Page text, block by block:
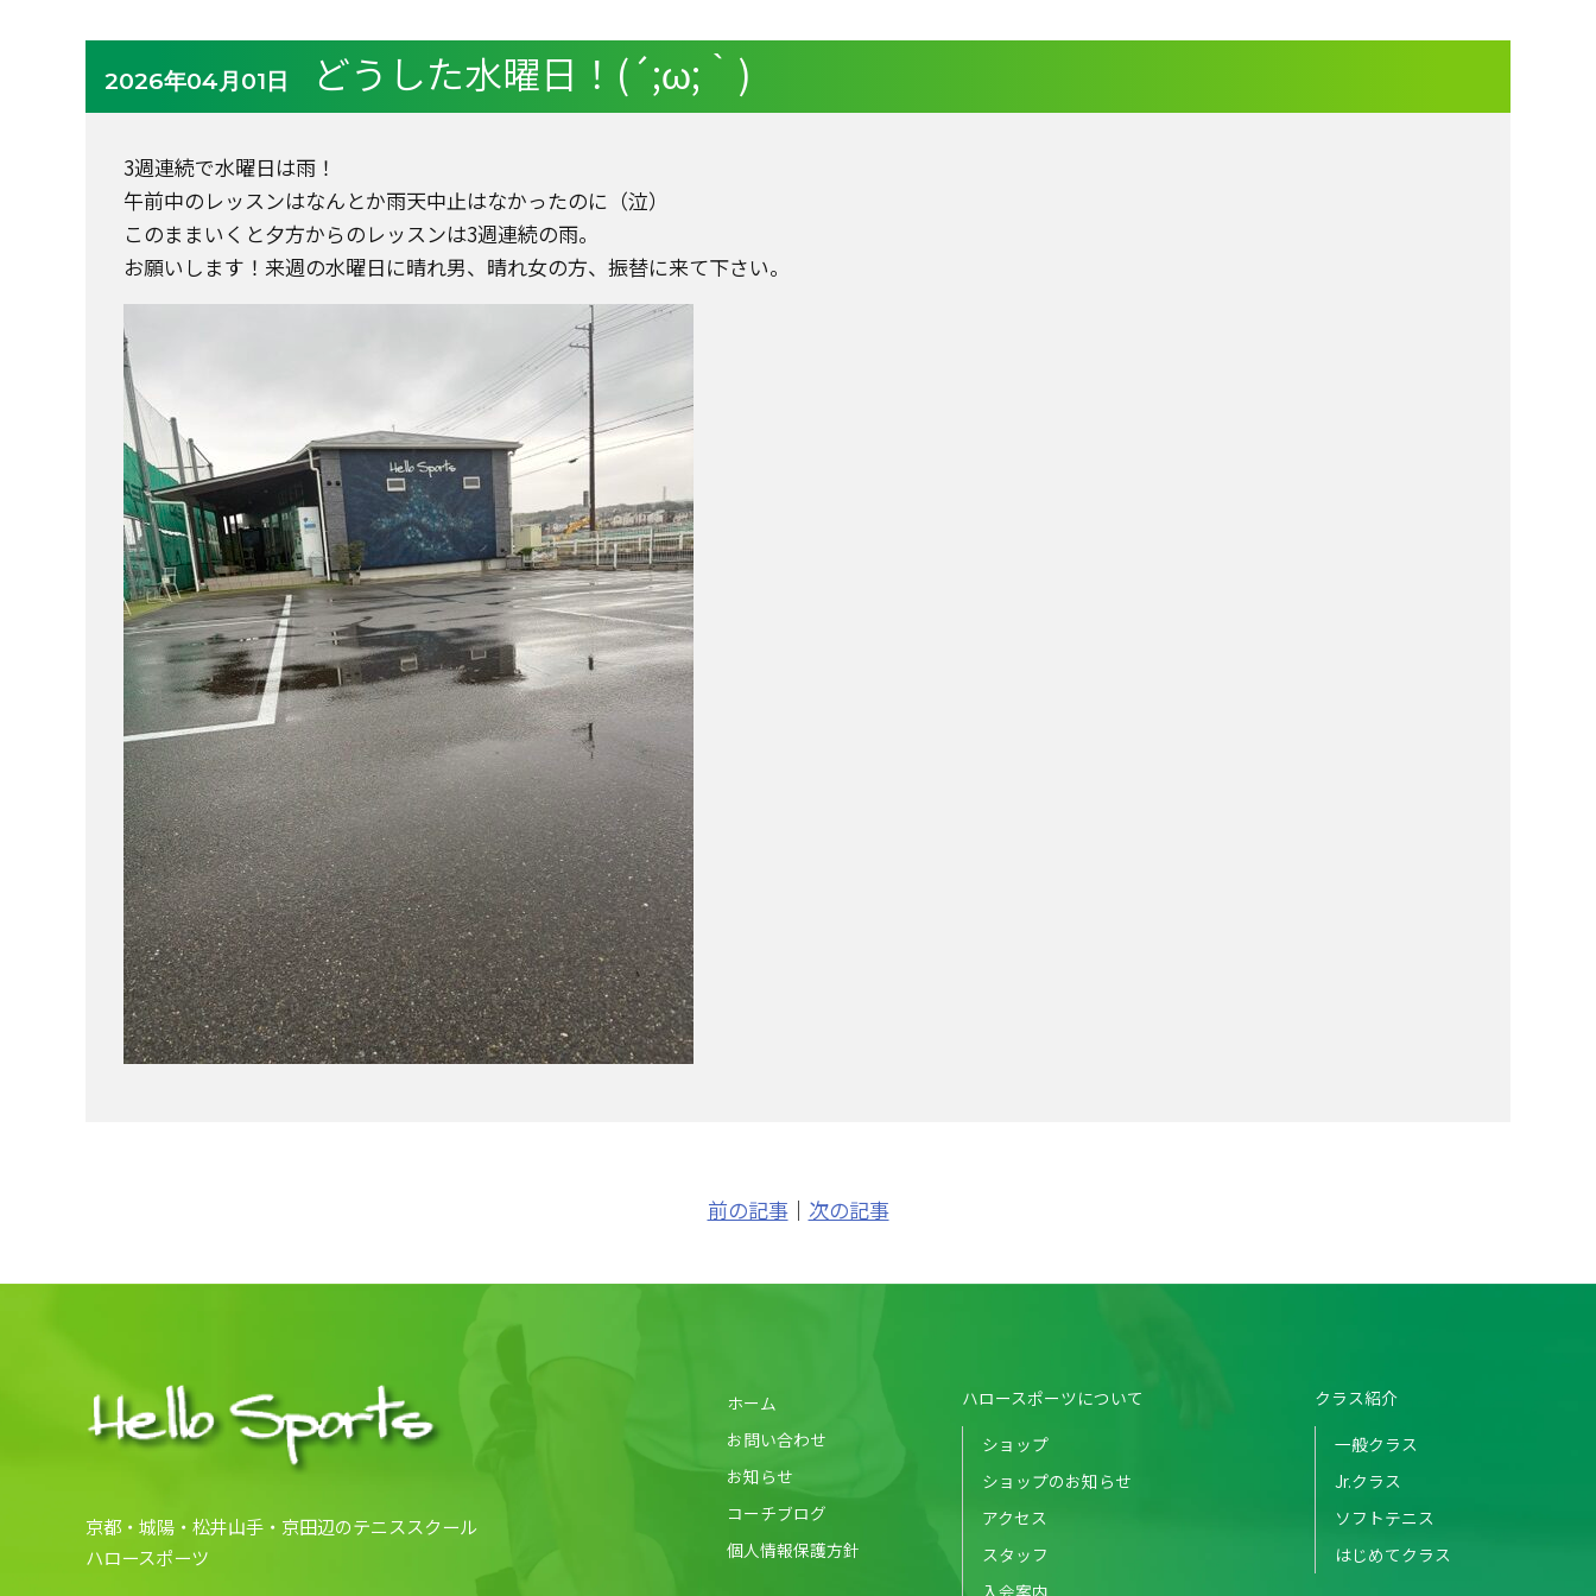
2026年04月01日 どうした水曜日！(´;ω;｀)
3週連続で水曜日は雨！
午前中のレッスンはなんとか雨天中止はなかったのに（泣）
このままいくと夕方からのレッスンは3週連続の雨。
お願いします！来週の水曜日に晴れ男、晴れ女の方、振替に来て下さい。
前の記事｜ 次の記事
京都・城陽・松井山手・京田辺のテニススクール
ハロースポーツ
ホーム
お問い合わせ
お知らせ
コーチブログ
個人情報保護方針
ハロースポーツについて
ショップ
ショップのお知らせ
アクセス
スタッフ
クラス紹介
一般クラス
Jr.クラス
ソフトテニス
はじめてクラス